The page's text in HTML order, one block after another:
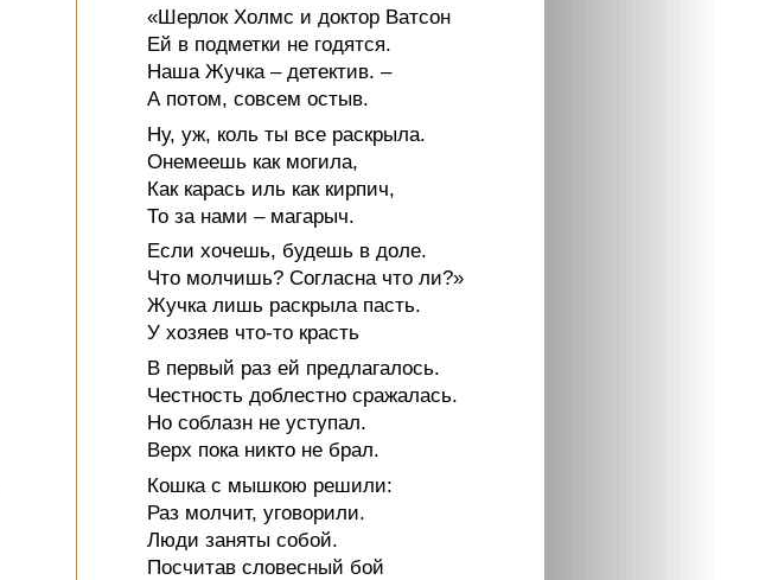
«Шерлок Холмс и доктор Ватсон
Ей в подметки не годятся.
Наша Жучка – детектив. –
А потом, совсем остыв.
Ну, уж, коль ты все раскрыла.
Онемеешь как могила,
Как карась иль как кирпич,
То за нами – магарыч.
Если хочешь, будешь в доле.
Что молчишь? Согласна что ли?»
Жучка лишь раскрыла пасть.
У хозяев что-то красть
В первый раз ей предлагалось.
Честность доблестно сражалась.
Но соблазн не уступал.
Верх пока никто не брал.
Кошка с мышкою решили:
Раз молчит, уговорили.
Люди заняты собой.
Посчитав словесный бой